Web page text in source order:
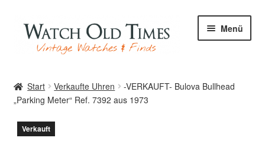
Zur
Navigation
springen
Zum
Inhalt
springen
Menü
Uhren
Start Verkaufte Uhren
-VERKAUFT- Bulova Bullhead
„Parking Meter“ Ref. 7392 aus 1973
Verkauft